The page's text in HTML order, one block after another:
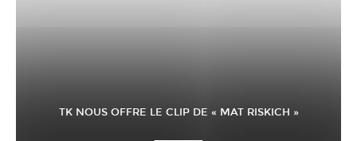
TK NOUS OFFRE LE CLIP DE « MAT RISKICH »